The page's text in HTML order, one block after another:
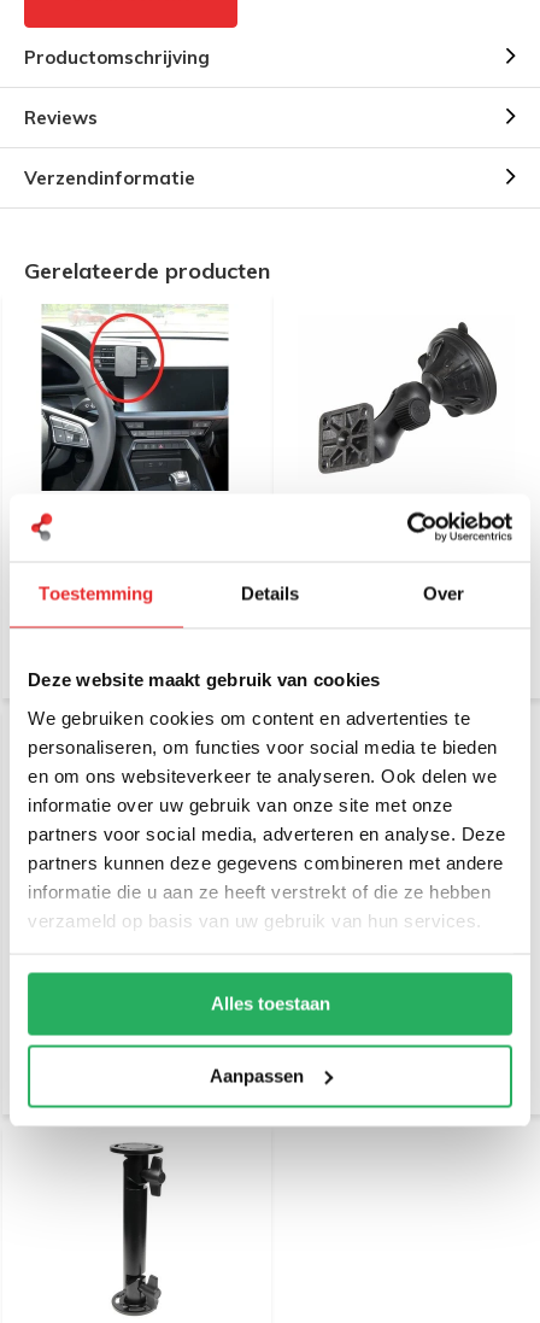
Toestemming Details Over
Deze website maakt gebruik van cookies
We gebruiken cookies om content en advertenties te
personaliseren, om functies voor social media te bieden
en om ons websiteverkeer te analyseren. Ook delen we
informatie over uw gebruik van onze site met onze
partners voor social media, adverteren en analyse. Deze
partners kunnen deze gegevens combineren met andere
informatie die u aan ze heeft verstrekt of die ze hebben
verzameld op basis van uw gebruik van hun services.
Alles toestaan
Aanpassen
Productomschrijving
Reviews
Verzendinformatie
Gerelateerde producten
Brodit Proclip Auto
specifiek, alle automerken
leverbaar!
€ 29,95Incl. btw
€ 24,75 Excl. btw
RAM Mount Twist Lock
compacte zuignapset
€ 39,95
Incl. btw
RAM Mount Plakkogel +
€ 37,15 Excl. btw
Brodit Pedestal mount 4",
€ 119,95
€ 99,13 Excl. btw